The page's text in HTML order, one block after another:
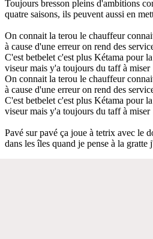
Toujours bresson pleins d'ambitions
quatre saisons, ils peuvent aussi en
On connait la terou le chauffeur
à cause d'une erreur on rend des
C'est betbelet c'est plus Kétama pour
viseur mais y'a toujours du taff à miser
On connait la terou le chauffeur
à cause d'une erreur on rend des
C'est betbelet c'est plus Kétama pour
viseur mais y'a toujours du taff à miser
Pavé sur pavé ça joue à tetrix avec le
dans les îles quand je pense à la